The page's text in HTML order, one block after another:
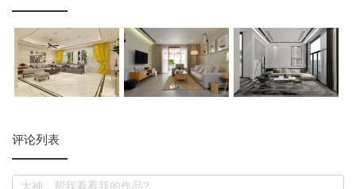
评论列表